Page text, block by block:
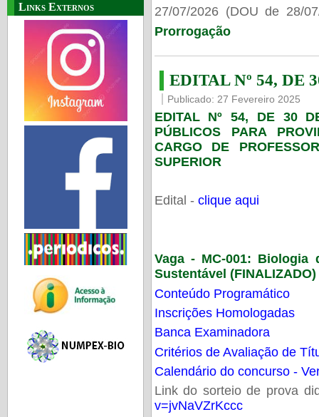
Links Externos
27/07/2026 (DOU de 28/
Prorrogação
EDITAL Nº 54, DE
Publicado: 27 Fevereiro 2025
EDITAL Nº 54, DE 30
PÚBLICOS PARA
CARGO DE
SUPERIOR
Edital - clique aqui
Vaga - MC-001: Biologia
Sustentável (FINALIZADO)
Conteúdo Programático
Inscrições Homologadas
Banca Examinadora
Critérios de Avaliação de
Calendário do concurso -
Link do sorteio de prova
v=jvNaVZrKccc